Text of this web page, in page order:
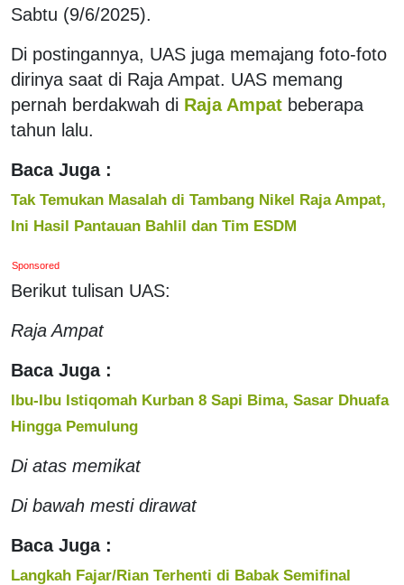
Sabtu (9/6/2025).
Di postingannya, UAS juga memajang foto-foto
dirinya saat di Raja Ampat. UAS memang
pernah berdakwah di Raja Ampat beberapa
tahun lalu.
Baca Juga :
Tak Temukan Masalah di Tambang Nikel Raja Ampat,
Ini Hasil Pantauan Bahlil dan Tim ESDM
Sponsored
Berikut tulisan UAS:
Raja Ampat
Baca Juga :
Ibu-Ibu Istiqomah Kurban 8 Sapi Bima, Sasar Dhuafa
Hingga Pemulung
Di atas memikat
Di bawah mesti dirawat
Baca Juga :
Langkah Fajar/Rian Terhenti di Babak Semifinal